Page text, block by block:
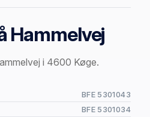
Hammelvej
i 4600 Køge.
BFE 5301043
BFE 5301034